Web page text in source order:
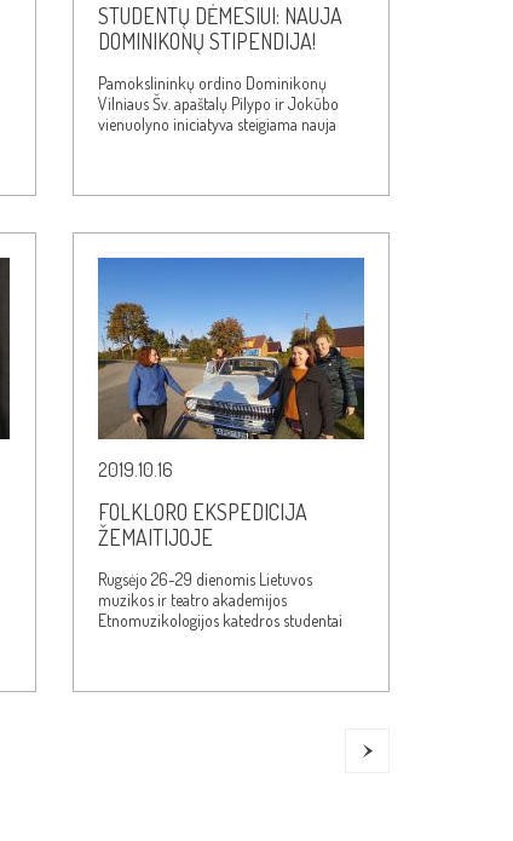
STUDENTŲ DĖMESIUI: NAUJA
DOMINIKONŲ STIPENDIJA!
Pamokslininkų ordino Dominikonų
Vilniaus Šv. apaštalų Pilypo ir Jokūbo
vienuolyno iniciatyva steigiama nauja
2019.10.16
FOLKLORO EKSPEDICIJA
ŽEMAITIJOJE
Rugsėjo 26-29 dienomis Lietuvos
muzikos ir teatro akademijos
Etnomuzikologijos katedros studentai